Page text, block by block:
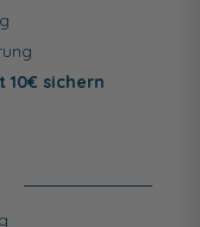
sichern